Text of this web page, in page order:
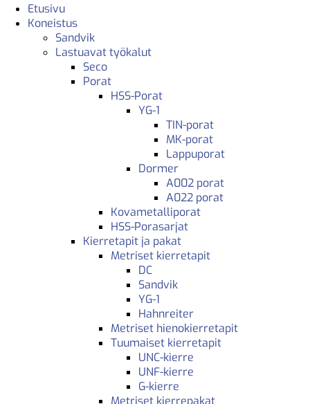
Etusivu
Koneistus
Sandvik
Lastuavat työkalut
Seco
Porat
HSS-Porat
YG-1
TIN-porat
MK-porat
Lappuporat
Dormer
A002 porat
A022 porat
Kovametalliporat
HSS-Porasarjat
Kierretapit ja pakat
Metriset kierretapit
DC
Sandvik
YG-1
Hahnreiter
Metriset hienokierretapit
Tuumaiset kierretapit
UNC-kierre
UNF-kierre
G-kierre
Metriset kierrepakat